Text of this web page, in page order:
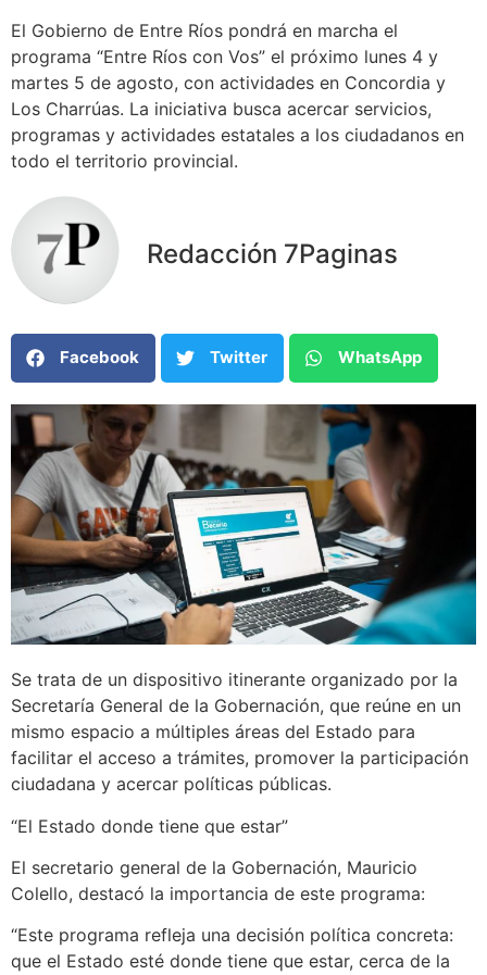
El Gobierno de Entre Ríos pondrá en marcha el
programa “Entre Ríos con Vos” el próximo lunes 4 y
martes 5 de agosto, con actividades en Concordia y
Los Charrúas. La iniciativa busca acercar servicios,
programas y actividades estatales a los ciudadanos en
todo el territorio provincial.
Redacción 7Paginas
Facebook Twitter WhatsApp
Se trata de un dispositivo itinerante organizado por la
Secretaría General de la Gobernación, que reúne en un
mismo espacio a múltiples áreas del Estado para
facilitar el acceso a trámites, promover la participación
ciudadana y acercar políticas públicas.
“El Estado donde tiene que estar”
El secretario general de la Gobernación, Mauricio
Colello, destacó la importancia de este programa:
“Este programa refleja una decisión política concreta:
que el Estado esté donde tiene que estar, cerca de la